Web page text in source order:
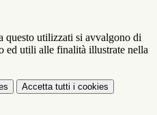
questo utilizzati si avvalgono di
ed utili alle finalità illustrate nella
Accetta tutti i cookies